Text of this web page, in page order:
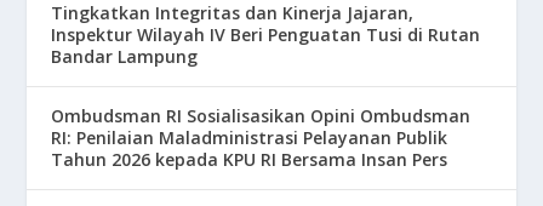
Tingkatkan Integritas dan Kinerja Jajaran,
Inspektur Wilayah IV Beri Penguatan Tusi di Rutan
Bandar Lampung
Ombudsman RI Sosialisasikan Opini Ombudsman
RI: Penilaian Maladministrasi Pelayanan Publik
Tahun 2026 kepada KPU RI Bersama Insan Pers